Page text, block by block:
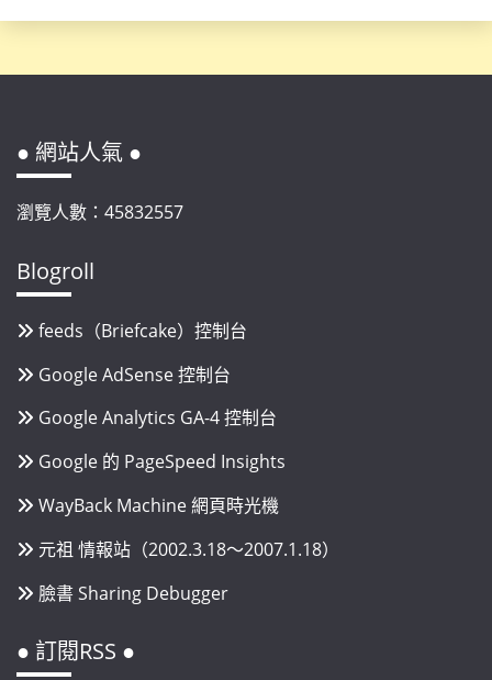
● 網站人氣 ●
瀏覽人數：45832557
Blogroll
feeds（Briefcake）控制台
Google AdSense 控制台
Google Analytics GA-4 控制台
Google 的 PageSpeed Insights
WayBack Machine 網頁時光機
元祖 情報站（2002.3.18～2007.1.18）
臉書 Sharing Debugger
● 訂閱RSS ●